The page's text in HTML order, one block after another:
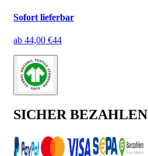
Sofort lieferbar
ab 44,00 €44
SICHER BEZAHLEN